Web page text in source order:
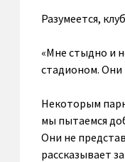
Разумеется,
«Мне стыдно и
стадионом. Они
Некоторым
мы пытаемся
Они не
рассказывает